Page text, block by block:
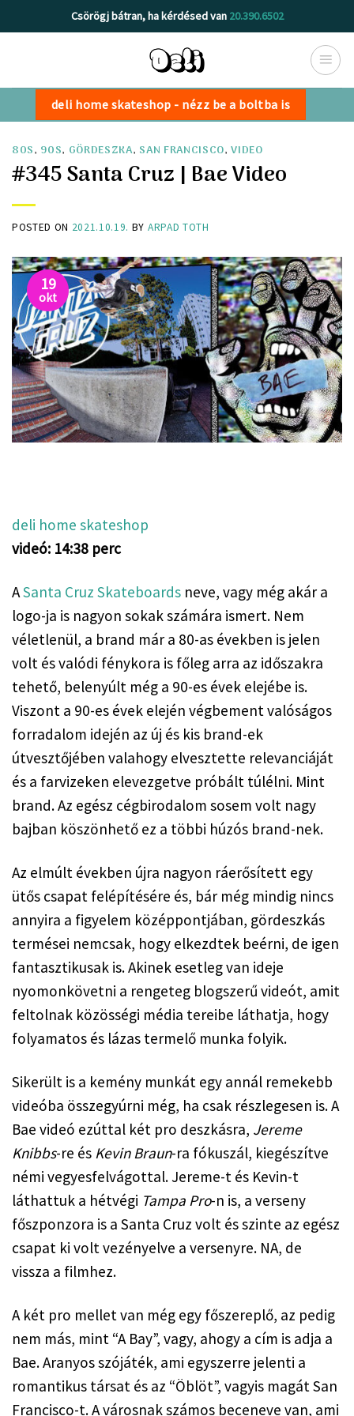
to
Csörögj bátran, ha kérdésed van 20.390.6502
deli home skateshop - nézz be a boltba is
80S, 90S, GÖRDESZKA, SAN FRANCISCO,VIDEO
#345 Santa Cruz | Bae Video
POSTED ON 2021.10.19. BY ARPAD TOTH
19
okt
deli home skateshop
videó: 14:38 perc
A Santa Cruz Skateboards neve, vagy még akár a
logo-ja is nagyon sokak számára ismert. Nem
véletlenül, a brand már a 80-as években is jelen
volt és valódi fénykora is főleg arra az időszakra
tehető, belenyúlt még a 90-es évek elejébe is.
Viszont a 90-es évek elején végbement valóságos
forradalom idején az új és kis brand-ek
útvesztőjében valahogy elvesztette relevanciáját
és a farvizeken elevezgetve próbált túlélni. Mint
brand. Az egész cégbirodalom sosem volt nagy
bajban köszönhető ez a többi húzós brand-nek.
Az elmúlt években újra nagyon ráerősített egy
ütős csapat felépítésére és, bár még mindig nincs
annyira a figyelem középpontjában, gördeszkás
termései nemcsak, hogy elkezdtek beérni, de igen
fantasztikusak is. Akinek esetleg van ideje
nyomonkövetni a rengeteg blogszerű videót, amit
feltolnak közösségi média tereibe láthatja, hogy
folyamatos és lázas termelő munka folyik.
Sikerült is a kemény munkát egy annál remekebb
videóba összegyúrni még, ha csak részlegesen is. A
Bae videó ezúttal két pro deszkásra, Jereme
Knibbs-re és Kevin Braun-ra fókuszál, kiegészítve
némi vegyesfelvágottal. Jereme-t és Kevin-t
láthattuk a hétvégi Tampa Pro-n is, a verseny
főszponzora is a Santa Cruz volt és szinte az egész
csapat ki volt vezényelve a versenyre. NA, de
vissza a filmhez.
A két pro mellet van még egy főszereplő, az pedig
nem más, mint “A Bay”, vagy, ahogy a cím is adja a
Bae. Aranyos szójáték, ami egyszerre jelenti a
romantikus társat és az “Öblöt”, vagyis magát San
Francisco-t. A városnak számos beceneve van, ami